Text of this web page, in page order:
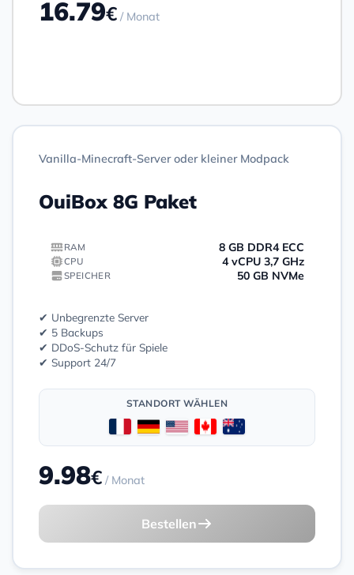
Vanilla-Minecraft-Server oder kleiner Modpack
OuiBox 8G Paket
RAM 8 GB DDR4 ECC
CPU 4 vCPU 3,7 GHz
SPEICHER 50 GB NVMe
✔ Unbegrenzte Server
✔ 5 Backups
✔ DDoS-Schutz für Spiele
✔ Support 24/7
STANDORT WÄHLEN
9.98€ / Monat
Bestellen
16.79€ / Monat